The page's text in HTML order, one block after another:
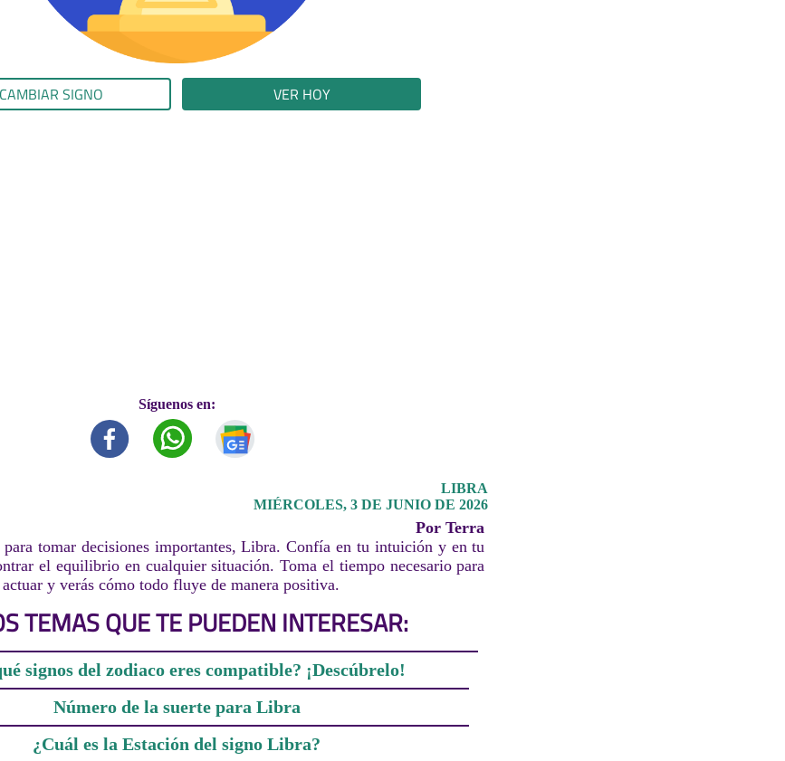
CAMBIAR SIGNO VER HOY
Síguenos en:
LIBRA
MIÉRCOLES, 3 DE JUNIO DE 2026
Por Terra
tomar decisiones importantes, Libra. Confía en tu intuición y en tu
el equilibrio en cualquier situación. Toma el tiempo necesario para
y verás cómo todo fluye de manera positiva.
TEMAS QUE TE PUEDEN INTERESAR:
signos del zodiaco eres compatible? ¡Descúbrelo!
Número de la suerte para Libra
¿Cuál es la Estación del signo Libra?